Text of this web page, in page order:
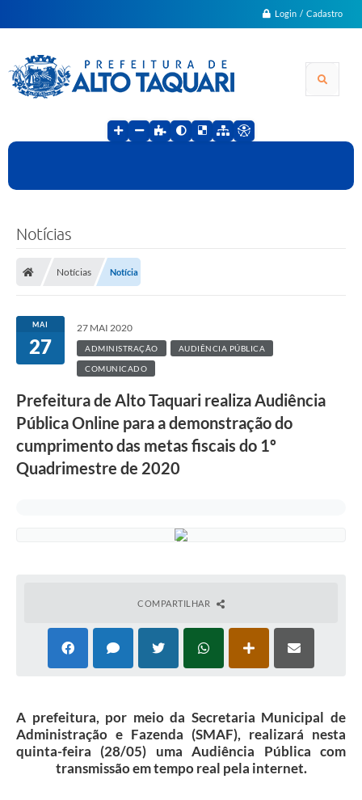
Login / Cadastro
Notícias
Notícias Notícia
MAI
27
27 MAI 2020
ADMINISTRAÇÃO AUDIÊNCIA PÚBLICA
COMUNICADO
Prefeitura de Alto Taquari realiza Audiência
Pública Online para a demonstração do
cumprimento das metas fiscais do 1º
Quadrimestre de 2020
COMPARTILHAR
A prefeitura, por meio da Secretaria Municipal de
Administração e Fazenda (SMAF), realizará nesta
quinta-feira (28/05) uma Audiência Pública com
transmissão em tempo real pela internet.